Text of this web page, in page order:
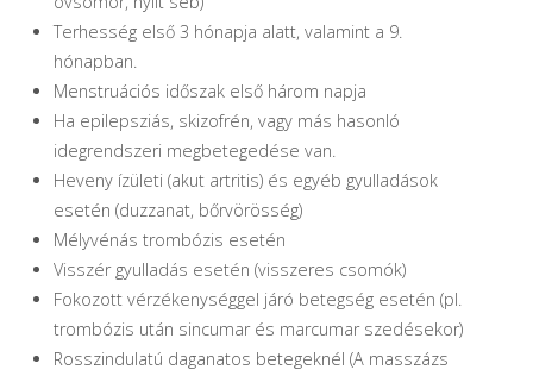
Terhesség első 3 hónapja alatt, valamint a 9.
hónapban.
Menstruációs időszak első három napja
Ha epilepsziás, skizofrén, vagy más hasonló
idegrendszeri megbetegedése van.
Heveny ízületi (akut artritis) és egyéb gyulladások
esetén (duzzanat, bőrvörösség)
Mélyvénás trombózis esetén
Visszér gyulladás esetén (visszeres csomók)
Fokozott vérzékenységgel járó betegség esetén (pl.
trombózis után sincumar és marcumar szedésekor)
Rosszindulatú daganatos betegeknél (A masszázs